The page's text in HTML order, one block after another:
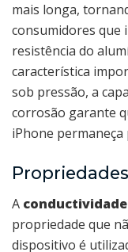
mais longa,
consumidores que
resistência do
característica
sob pressão, a
corrosão garante
iPhone
A
propriedade que
dispositivo é